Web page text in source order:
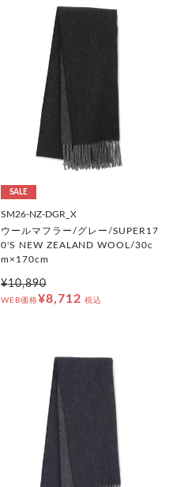
SALE
SM26-NZ-DGR_X
ウールマフラー/グレー/SUPER17
0'S NEW ZEALAND WOOL/30c
m×170cm
¥10,890
WEB価格¥8,712 税込